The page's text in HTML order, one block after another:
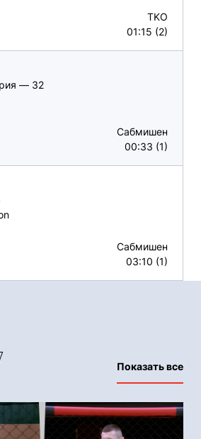
TKO
01:15 (2)
— 32
Сабмишен
00:33 (1)
Сабмишен
03:10 (1)
Показать все